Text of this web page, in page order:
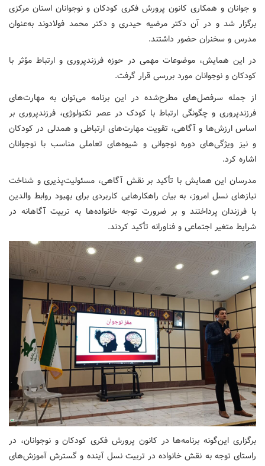
و جوانان و همکاری کانون پرورش فکری کودکان و نوجوانان استان مرکزی
برگزار شد و در آن دکتر مرضیه حیدری و دکتر محمد فولادوند به‌عنوان
مدرس و سخنران حضور داشتند.
در این همایش، موضوعات مهمی در حوزه فرزندپروری و ارتباط مؤثر با
کودکان و نوجوانان مورد بررسی قرار گرفت.
از جمله سرفصل‌های مطرح‌شده در این برنامه می‌توان به مهارت‌های
فرزندپروری و چگونگی ارتباط با کودک در عصر تکنولوژی، فرزندپروری بر
اساس ارزش‌ها و آگاهی، تقویت مهارت‌های ارتباطی و همدلی در کودکان
و نیز ویژگی‌های دوره نوجوانی و شیوه‌های تعاملی مناسب با نوجوانان
اشاره کرد.
مدرسان این همایش با تأکید بر نقش آگاهی، مسئولیت‌پذیری و شناخت
نیازهای نسل امروز، به بیان راهکارهایی کاربردی برای بهبود روابط والدین
با فرزندان پرداختند و بر ضرورت توجه خانواده‌ها به تربیت آگاهانه در
شرایط متغیر اجتماعی و فناورانه تأکید کردند.
برگزاری این‌گونه برنامه‌ها در کانون پرورش فکری کودکان و نوجوانان، در
راستای توجه به نقش خانواده در تربیت نسل آینده و گسترش آموزش‌های